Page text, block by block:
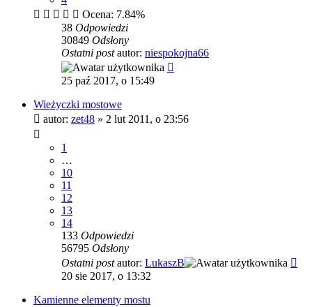
Ocena: 7.84%
38 Odpowiedzi
30849 Odsłony
Ostatni postautor: niespokojna66
25 paź 2017, o 15:49
Wieżyczki mostowe
autor: zet48 » 2 lut 2011, o 23:56
1
…
10
11
12
13
14
133 Odpowiedzi
56795 Odsłony
Ostatni postautor: LukaszB
20 sie 2017, o 13:32
Kamienne elementy mostu